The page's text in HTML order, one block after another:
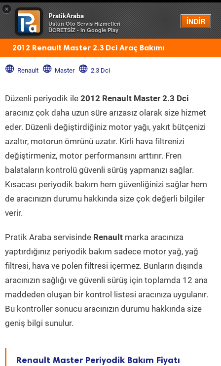
×
PratikAraba
Üstün Oto Servis Hizmetleri
ÜCRETSİZ - In Google Play
İNDİR
Menü
2012 Renault Master 2.3 Dci Araç Bakımı
Renault Master 2.3 Dci
Düzenli periyodik ile 2012 Renault Master 2.3 Dci
aracınız çok daha uzun süre arızasız olarak size hizmet
eder. Düzenli değiştirdiğiniz motor yağı, yakıt bütçenizi
azaltır, motorun ömrünü uzatır. Kirli hava filtrenizi
değiştirmeniz, motor performansını arttırır. Fren
balataların kontrolü güvenli sürüş yapmanızı sağlar.
Kısacası periyodik bakım hem güvenliğinizi sağlar hem
de aracınızın durumu hakkında size çok değerli bilgiler
verir.
Pratik Araba servisinde Renault marka aracınıza
yaptırdığınız periyodik bakım sadece motor yağ, yağ
filtresi, hava ve polen filtresi içermez. Bunların dışında
aracınızın sağlığı ve güvenli sürüş için toplamda 12 ana
maddeden oluşan bir kontrol listesi aracınıza uygulanır.
Bu kontroller sonucu aracınızın durumu hakkında size
geniş bilgi sunulur.
Renault Master Periyodik Bakım Fiyatı